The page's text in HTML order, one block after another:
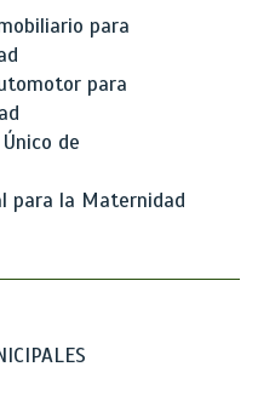
para
para
de
para la Maternidad